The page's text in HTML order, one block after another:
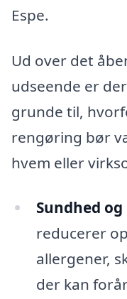
Espe.
Ud over det
udseende er
grunde til,
rengøring bør
hvem eller
Sundhed
reducerer
allergener,
der kan